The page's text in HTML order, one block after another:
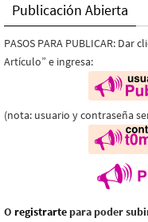
Publicación Abierta
PASOS PARA PUBLICAR:
Artículo” e ingresa:
(nota: usuario y contraseña
O registrarte para poder